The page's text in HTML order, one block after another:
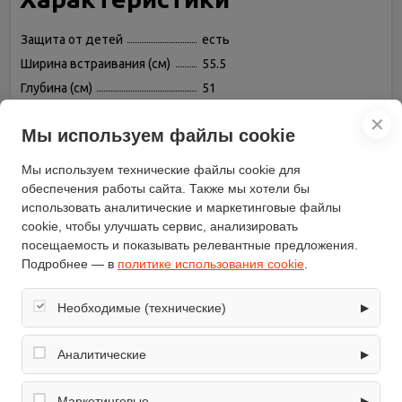
Защита от детей
есть
Ширина встраивания (см)
55.5
Глубина (см)
51
Бренд
Fornelli
Номинальная мощность
6.3
Защитное отключение
есть
Переключатели
сенсорные
Всего конфорок
4
тепла
есть
Расположение панели
спереди
Материал рабочей
поверхности
Цвет панели
✕
Мы используем файлы cookie
Мы используем технические файлы cookie для
обеспечения работы сайта. Также мы хотели бы
использовать аналитические и маркетинговые файлы
cookie, чтобы улучшать сервис, анализировать
посещаемость и показывать релевантные предложения.
Подробнее — в политике использования cookie
Необходимые (технические) ▶
Обеспечивают корректную работу сайта: оформление
заказа, корзина, вход в личный кабинет. Без них основные
Аналитические ▶
Собирают обезличенную информацию о посещениях и
использовании сайта (например, счётчики аналитики),